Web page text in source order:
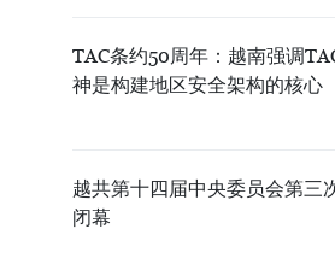
TAC条约50周年：越南强调
神是构建地区安全架构的核心
越共第十四届中央委员会第三
闭幕